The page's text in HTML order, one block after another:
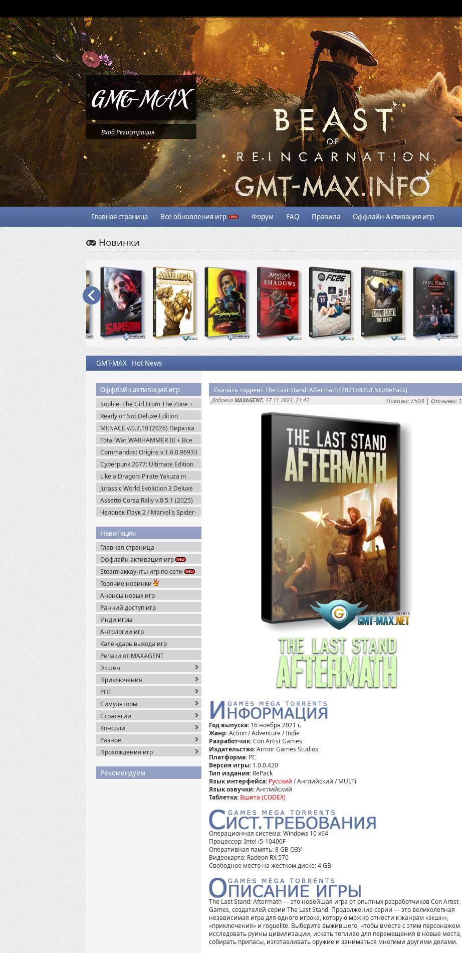
ВходРегистрация
Главная страница Все обновления игр Форум FAQ Правила Оффлайн-Активация игр
Новинки
GMT-MAX Hot News
Оффлайн активация игр
Sophie: The Girl From The Zone +
DLC (2026) Пиратка
Ready or Not Deluxe Edition
v.117216 + Все DLC (2023)
Пиратка
MENACE v.0.7.10 (2026) Пиратка
Total War WARHAMMER III + Все
DLC (2022-2025) Steam-Rip
Commandos: Origins v.1.6.0.96933
+ Все DLC (2025) Пиратка
Cyberpunk 2077: Ultimate Edition
v.2.31a + Все DLC (2025) Portable
Like a Dragon: Pirate Yakuza in
Hawaii (2025) Steam-Rip
Jurassic World Evolution 3 Deluxe
Edition (2025) Steam-Rip
Assetto Corsa Rally v.0.5.1 (2025)
Пиратка
Человек-Паук 2 / Marvel's Spider-
Пиратка
Навигация
Главная страница
Оффлайн активация игр
Steam-аккаунты игр по сети
Горячие новинки
Анонсы новых игр
Ранний доступ игр
Инди игры
Антологии игр
Календарь выхода игр
Репаки от MAXAGENT
Экшен
Приключения
РПГ
Симуляторы
Стратегии
Консоли
Разное
Прохождения игр
Рекомендуем
Скачать торрент The Last Stand: Aftermath (2021/RUS/ENG/RePack)
Показы: 7504 | Отзывы: 1
Добавил MAXAGENT, 17-11-2021, 21:42
Год выпуска: 16 ноября 2021 г.
Жанр:Action / Adventure / Indie
Разработчик:Con Artist Games
Издательство:Armor Games Studios
Платформа: РС
Версия игры: 1.0.0.420
Тип издания: RePack
Язык интерфейса: Русский / Английский / MULTi
Язык озвучки:Английский
Таблетка: Вшита (CODEX)
Операционная система: Windows 10 x64
Процессор: Intel i5-10400F
Оперативная память: 8 GB ОЗУ
Видеокарта: Radeon RX 570
Свободное место на жестком диске: 4 GB
The Last Stand: Aftermath — это новейшая игра от опытных разработчиков Con Artist
Games, создателей серии The Last Stand. Продолжение серии — это великолепная
независимая игра для одного игрока, которую можно отнести к жанрам «экшн»,
«приключения» и roguelite. Выберите выжившего, чтобы вместе с этим персонажем
исследовать руины цивилизации, искать топливо для перемещения в новые места,
собирать припасы, изготавливать оружие и заниматься многими другими делами.